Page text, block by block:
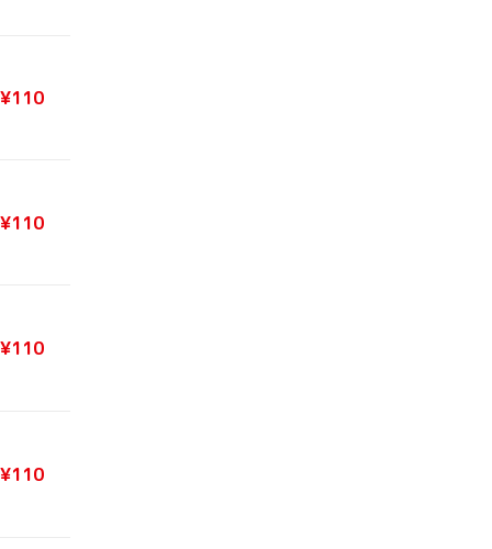
¥110
¥110
¥110
¥110